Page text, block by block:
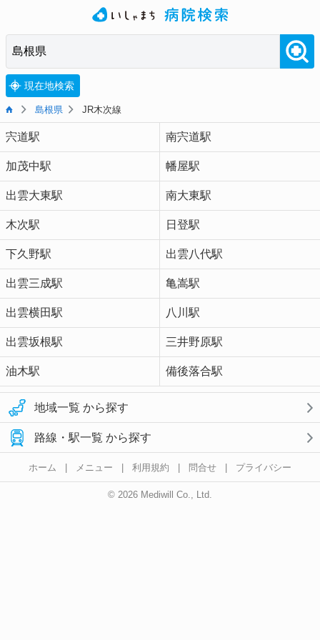
現在地検索
島根県 JR木次線
宍道駅 南宍道駅
加茂中駅 幡屋駅
出雲大東駅 南大東駅
木次駅 日登駅
下久野駅 出雲八代駅
出雲三成駅 亀嵩駅
出雲横田駅 八川駅
出雲坂根駅 三井野原駅
油木駅 備後落合駅
地域一覧 から探す
路線・駅一覧 から探す
ホーム | メニュー | 利用規約 | 問合せ | プライバシー
© 2026 Mediwill Co., Ltd.